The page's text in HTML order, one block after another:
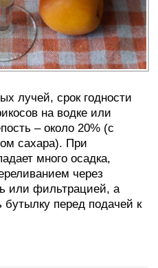
лучей, срок годности
на водке или
– около 20% (с
сахара). При
много осадка,
через
или фильтрацией, а
бутылку перед подачей к